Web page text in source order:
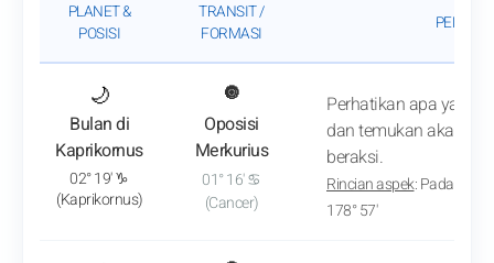
PLANET &
POSISI
TRANSIT /
FORMASI
🌙
Bulan di
Kaprikornus
: Lihat analisis transit
02° 19' ♑
(Kaprikornus)
🔘
Oposisi
Merkurius
01° 16' ♋
(Cancer)
Perhatikan apa yang
dan temukan akar
beraksi.
Rincian aspek: Pada
178° 57'